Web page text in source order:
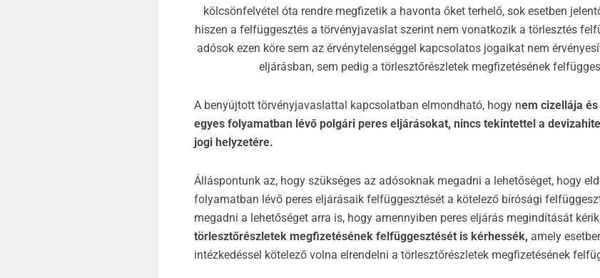
kölcsönfelvétel óta rendre megfizetik a havonta őket terhelő, sok esetben
hiszen a felfüggesztés a törvényjavaslat szerint nem vonatkozik a törlesztés
adósok ezen köre sem az érvénytelenséggel kapcsolatos jogaikat nem
eljárásban, sem pedig a törlesztőrészletek megfizetésének
A benyújtott törvényjavaslattal kapcsolatban elmondható, hogy nem cizellája
egyes folyamatban lévő polgári peres eljárásokat, nincs tekintettel a
jogi helyzetére.
Álláspontunk az, hogy szükséges az adósoknak megadni a lehetőséget, hogy
folyamatban lévő peres eljárásaik felfüggesztését a kötelező bírósági
megadni a lehetőséget arra is, hogy amennyiben peres eljárás megindítását
törlesztőrészletek megfizetésének felfüggesztését is kérhessék, amely
intézkedéssel kötelező volna elrendelni a törlesztőrészletek megfizetésének